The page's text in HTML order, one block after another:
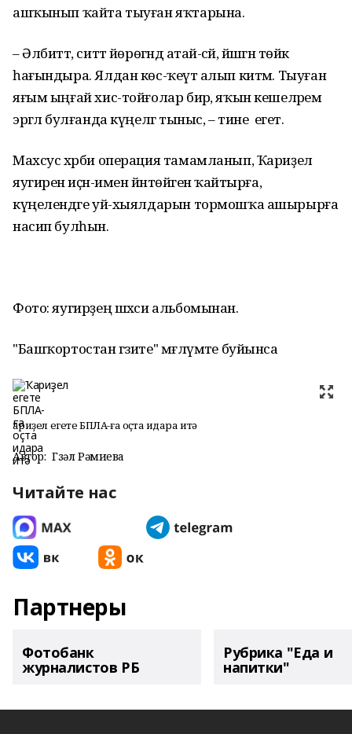
ашҡынып ҡайта тыуған яҡтарына.
– Әлбиттә, ситтә йөрөгәндә атай-әсәй, йәшәгән төйәк
һағындыра. Ялдан көс-ҡеүәт алып китәм. Тыуған
яғым ыңғай хис-тойғолар бирә, яҡын кешеләрем
эргәлә булғанда күңелгә тыныс, – тине егет.
Махсус хәрби операция тамамланып, Ҡариҙел
яугиренә иҫән-имен йәнтөйәгенә ҡайтырға,
күңелендәге уй-хыялдарын тормошҡа ашырырға
насип булһын.
Фото: яугирҙең шәхси альбомынан.
"Башҡортостан гәзите" мәғлүмәте буйынса
Ҡариҙел егете БПЛА-ға оҫта идара итә
Автор: Гүзәл Рәмиева
Читайте нас
Партнеры
Фотобанк
журналистов РБ
Рубрика "Еда и
напитки"